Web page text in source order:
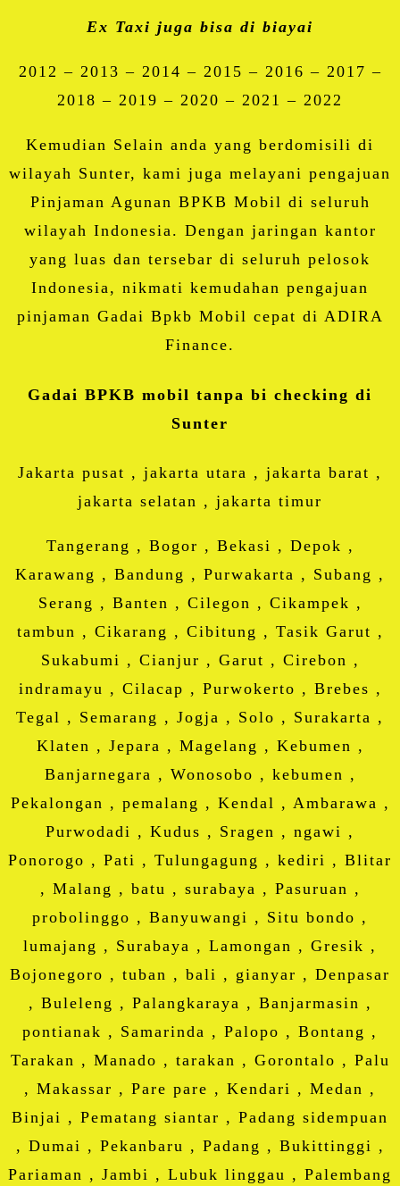
Ex Taxi juga bisa di biayai
2012 – 2013 – 2014 – 2015 – 2016 – 2017 –
2018 – 2019 – 2020 – 2021 – 2022
Kemudian Selain anda yang berdomisili di
wilayah Sunter, kami juga melayani pengajuan
Pinjaman Agunan BPKB Mobil di seluruh
wilayah Indonesia. Dengan jaringan kantor
yang luas dan tersebar di seluruh pelosok
Indonesia, nikmati kemudahan pengajuan
pinjaman Gadai Bpkb Mobil cepat di ADIRA
Finance.
Gadai BPKB mobil tanpa bi checking di
Sunter
Jakarta pusat , jakarta utara , jakarta barat ,
jakarta selatan , jakarta timur
Tangerang , Bogor , Bekasi , Depok ,
Karawang , Bandung , Purwakarta , Subang ,
Serang , Banten , Cilegon , Cikampek ,
tambun , Cikarang , Cibitung , Tasik Garut ,
Sukabumi , Cianjur , Garut , Cirebon ,
indramayu , Cilacap , Purwokerto , Brebes ,
Tegal , Semarang , Jogja , Solo , Surakarta ,
Klaten , Jepara , Magelang , Kebumen ,
Banjarnegara , Wonosobo , kebumen ,
Pekalongan , pemalang , Kendal , Ambarawa ,
Purwodadi , Kudus , Sragen , ngawi ,
Ponorogo , Pati , Tulungagung , kediri , Blitar
, Malang , batu , surabaya , Pasuruan ,
probolinggo , Banyuwangi , Situ bondo ,
lumajang , Surabaya , Lamongan , Gresik ,
Bojonegoro , tuban , bali , gianyar , Denpasar
, Buleleng , Palangkaraya , Banjarmasin ,
pontianak , Samarinda , Palopo , Bontang ,
Tarakan , Manado , tarakan , Gorontalo , Palu
, Makassar , Pare pare , Kendari , Medan ,
Binjai , Pematang siantar , Padang sidempuan
, Dumai , Pekanbaru , Padang , Bukittinggi ,
Pariaman , Jambi , Lubuk linggau , Palembang